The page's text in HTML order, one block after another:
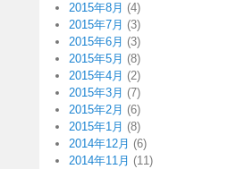
2015年8月 (4)
2015年7月 (3)
2015年6月 (3)
2015年5月 (8)
2015年4月 (2)
2015年3月 (7)
2015年2月 (6)
2015年1月 (8)
2014年12月 (6)
2014年11月 (11)